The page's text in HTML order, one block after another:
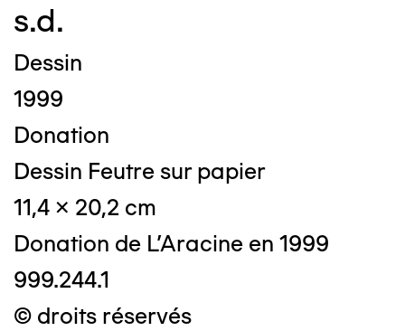
s.d.
Dessin
1999
Donation
Dessin Feutre sur papier
11,4 x 20,2 cm
Donation de L'Aracine en 1999
999.244.1
© droits réservés